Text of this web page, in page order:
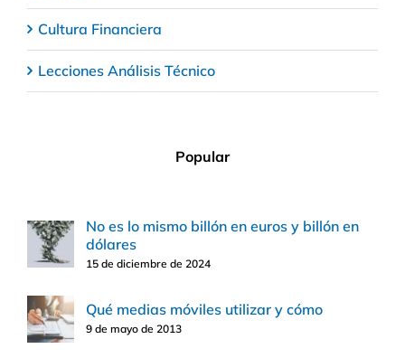
Cultura Financiera
Lecciones Análisis Técnico
Popular
No es lo mismo billón en euros y billón en
dólares
15 de diciembre de 2024
Qué medias móviles utilizar y cómo
9 de mayo de 2013